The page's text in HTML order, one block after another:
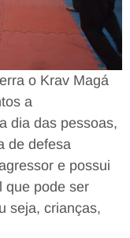
o Krav Magá
a
dia das pessoas,
de defesa
e possui
que pode ser
seja, crianças,